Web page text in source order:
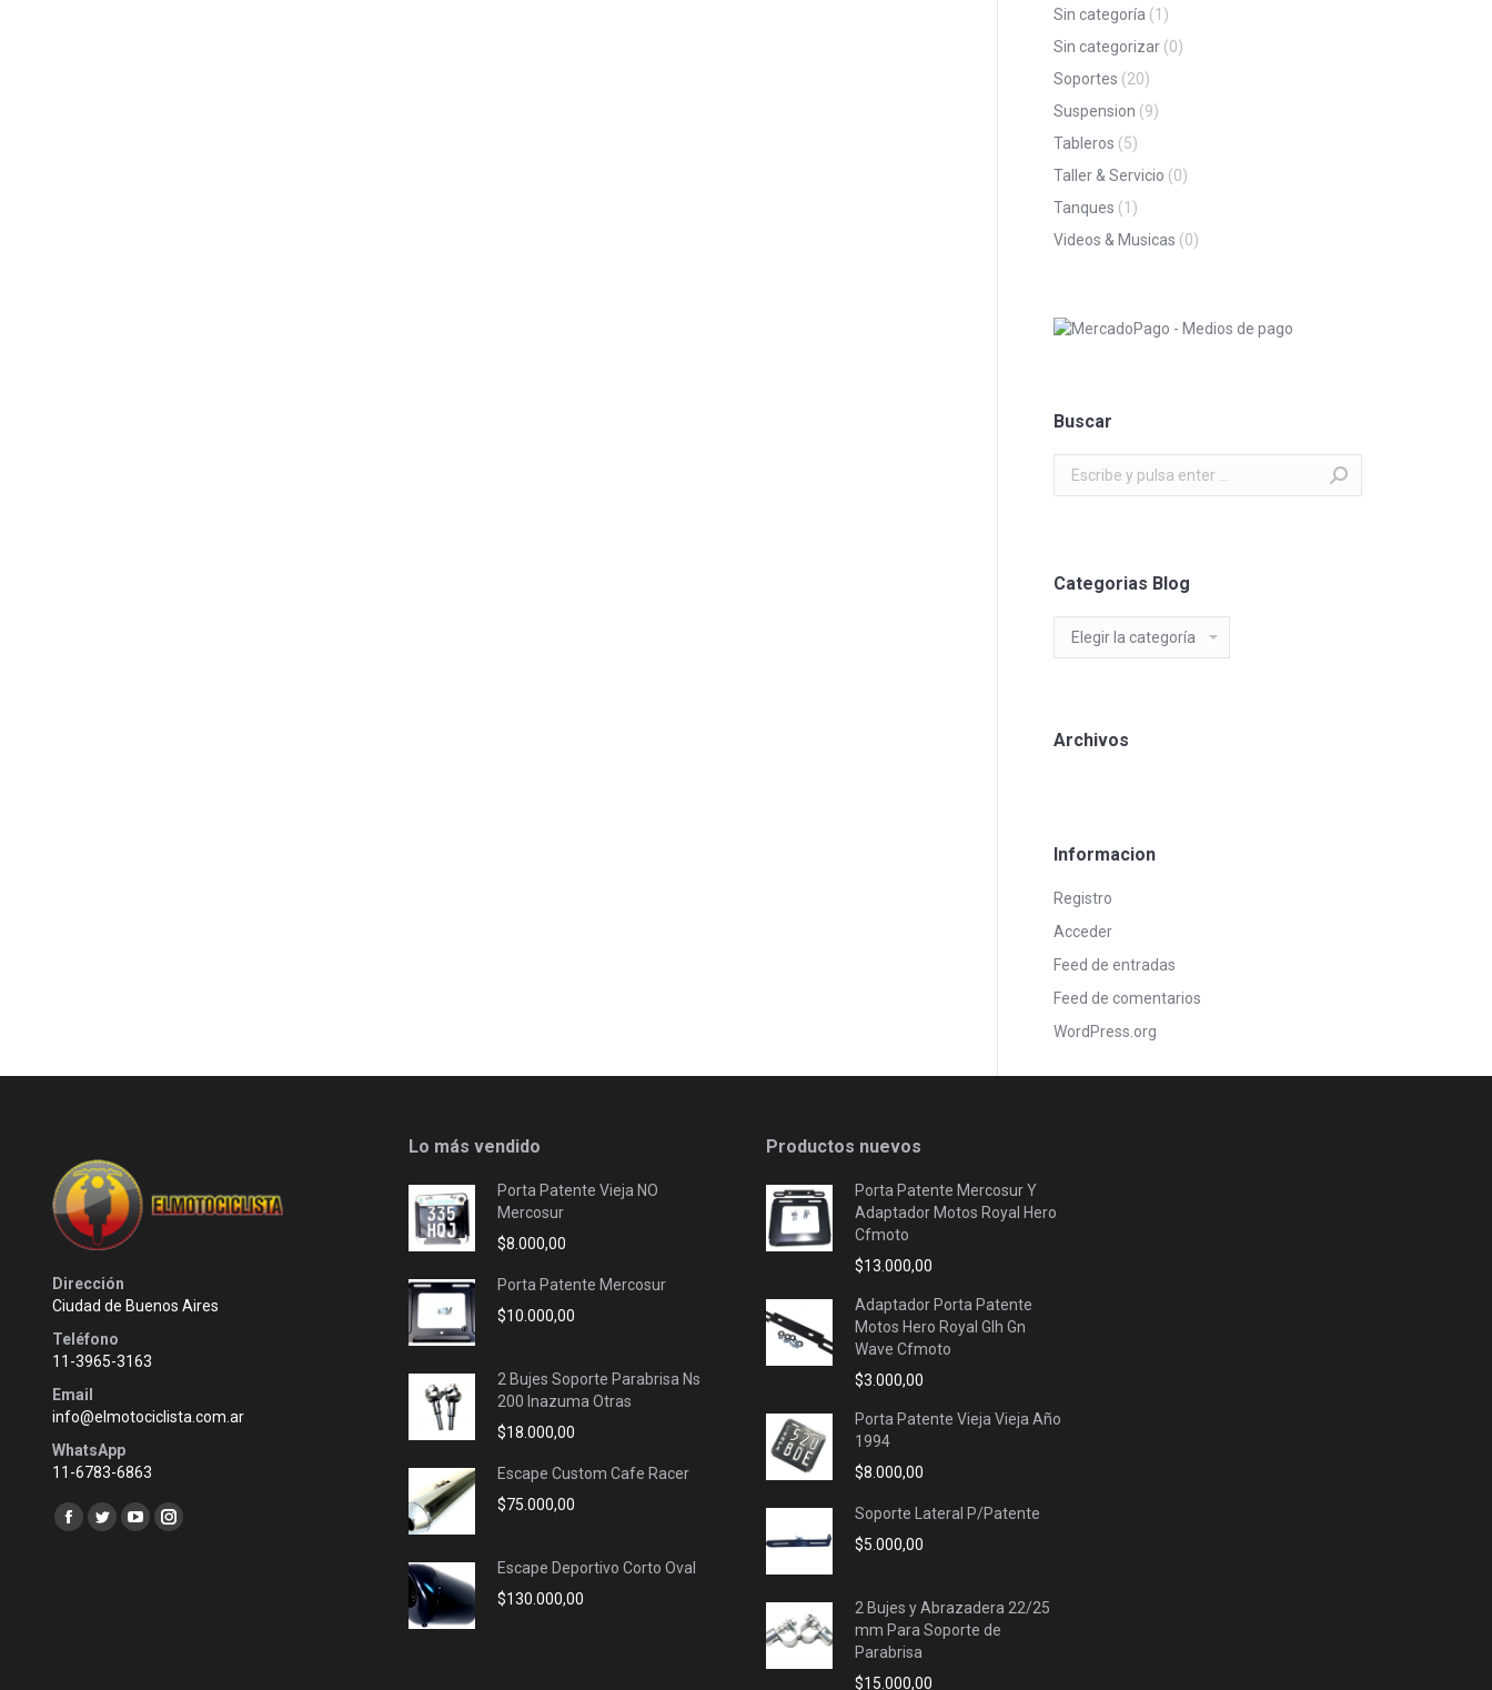
Sin categoría (1)
Sin categorizar (0)
Soportes (20)
Suspension (9)
Tableros (5)
Taller & Servicio (0)
Tanques (1)
Videos & Musicas (0)
Buscar
Categorias Blog
Blog
Archivos
Informacion
Registro
Acceder
Feed de entradas
Feed de comentarios
WordPress.org
Dirección
Ciudad de Buenos Aires
Teléfono
11-3965-3163
Email
info@elmotociclista.com.ar
WhatsApp
11-6783-6863
Encuéntranos en:
Facebook
TwitterYouTubeInstagram
Lo más vendido
Porta Patente Vieja NO
Mercosur
$8.000,00
Porta Patente Mercosur
$10.000,00
2 Bujes Soporte Parabrisa Ns
200 Inazuma Otras
$18.000,00
Escape Custom Cafe Racer
$75.000,00
Escape Deportivo Corto Oval
$130.000,00
Productos nuevos
Porta Patente Mercosur Y
Adaptador Motos Royal Hero
Cfmoto
$13.000,00
Adaptador Porta Patente
Motos Hero Royal Glh Gn
Wave Cfmoto
$3.000,00
Porta Patente Vieja Vieja Año
1994
$8.000,00
Soporte Lateral P/Patente
$5.000,00
2 Bujes y Abrazadera 22/25
mm Para Soporte de
Parabrisa
$15.000,00